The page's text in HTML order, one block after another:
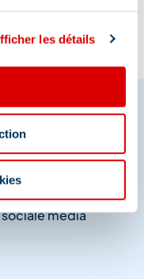
les détails
in
sociale media